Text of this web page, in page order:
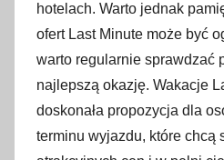
hotelach. Warto jednak
ofert Last Minute może być
warto regularnie sprawdzać
najlepszą okazję. Wakacje
doskonała propozycja dla
terminu wyjazdu, które chcą